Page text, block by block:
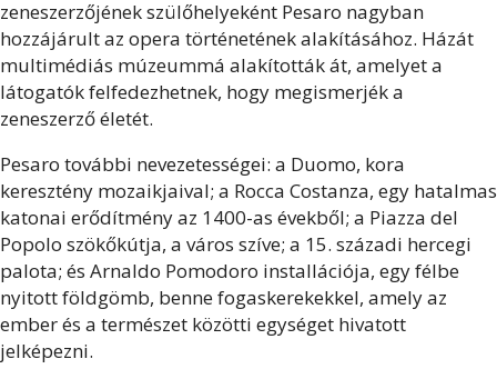
zeneszerzőjének szülőhelyeként Pesaro nagyban
hozzájárult az opera történetének alakításához. Házát
multimédiás múzeummá alakították át, amelyet a
látogatók felfedezhetnek, hogy megismerjék a
zeneszerző életét.
Pesaro további nevezetességei: a Duomo, kora
keresztény mozaikjaival; a Rocca Costanza, egy hatalmas
katonai erődítmény az 1400-as évekből; a Piazza del
Popolo szökőkútja, a város szíve; a 15. századi hercegi
palota; és Arnaldo Pomodoro installációja, egy félbe
nyitott földgömb, benne fogaskerekekkel, amely az
ember és a természet közötti egységet hivatott
jelképezni.